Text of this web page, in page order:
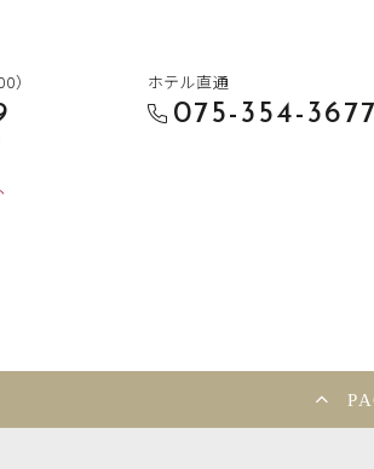
） ホテル直通
075-354-3677